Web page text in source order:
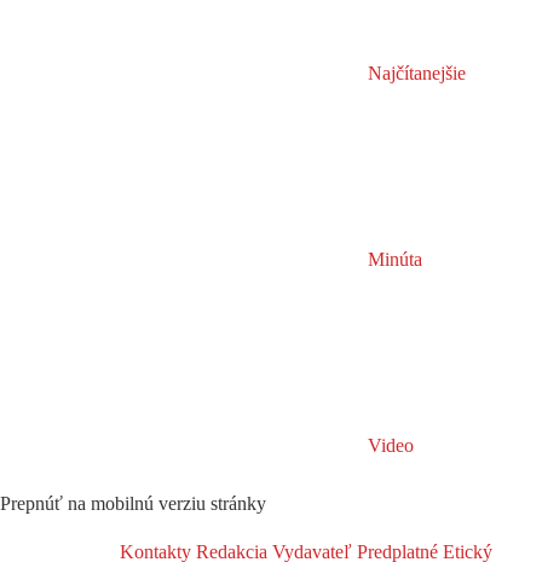
Najčítanejšie
Minúta
Video
Prepnúť na mobilnú verziu stránky
Kontakty Redakcia Vydavateľ Predplatné Etický